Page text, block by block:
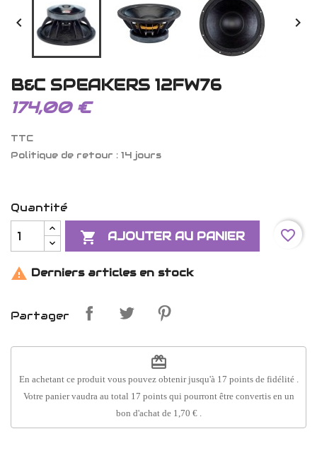
 
B&C SPEAKERS 12FW76
174,00 €
TTC
Politique de retour : 14 jours
Quantité
 AJOUTER AU PANIER favorite_border
 Derniers articles en stock
Partager
redeem
En achetant ce produit vous pouvez obtenir jusqu'à 17 points de fidélité.
Votre panier vaudra au total 17 pointsqui pourront être convertis en un
bon d'achat de 1,70 €.